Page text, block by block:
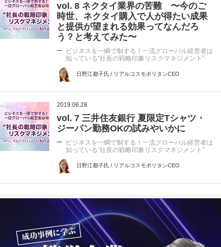
vol. 8 ネクタイ業界の苦難 〜今のご
時世、ネクタイ購入で人が得たい成果
と提供が望まれる効果ってなんだろ
う？と考えてみた〜
ビジネスを一瞬で制する！一流グローバル経営者は
知っている“社長の戦略印象リスクマネジメント”
日野江都子氏 / リアルコスモポリタンCEO
2019.06.28
vol. 7 三井住友銀行 夏限定Tシャツ・
ジーパン勤務OKの試みやいかに
ビジネスを一瞬で制する！一流グローバル経営者は
知っている“社長の戦略印象リスクマネジメント”
日野江都子氏 / リアルコスモポリタンCEO